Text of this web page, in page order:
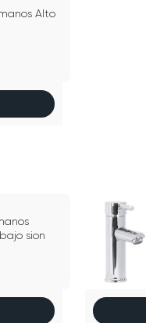
Alto
sion